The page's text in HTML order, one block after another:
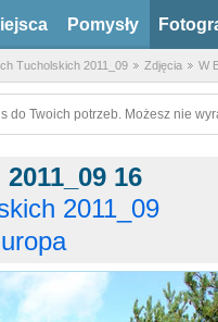
Pomysły
Tucholskich 2011_09 Zdjęcia W
do Twoich potrzeb. Możesz nie
16
2011_09